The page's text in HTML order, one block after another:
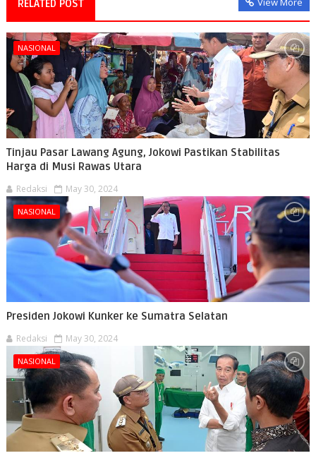
RELATED POST
NASIONAL
Tinjau Pasar Lawang Agung, Jokowi Pastikan Stabilitas
Harga di Musi Rawas Utara
Redaksi May 30, 2024
NASIONAL
Presiden Jokowi Kunker ke Sumatra Selatan
Redaksi May 30, 2024
NASIONAL